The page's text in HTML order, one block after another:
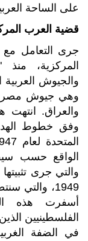
على الساحة
قضية العرب
جرى التعامل
المركزية، منذ
وهي جيوش مصر
والعراق.
وفق خطوط
الواقع حسب
والتي جرى
1949، والتي
أسفرت هذه
الفلسطينيين
في الضفة